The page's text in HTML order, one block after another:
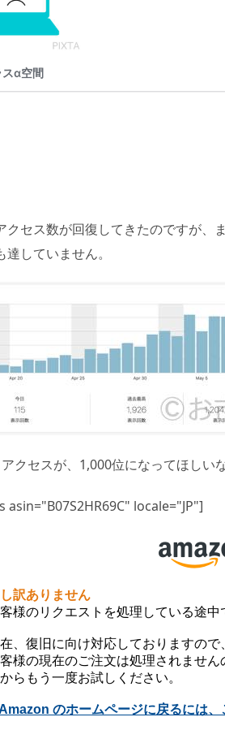
クセス数が回復してきたのですが、
達していません。
クセスが、1,000位になってほしいな
asin="B07S2HR69C" locale="JP"]